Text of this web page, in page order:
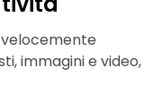
velocemente
immagini e video,